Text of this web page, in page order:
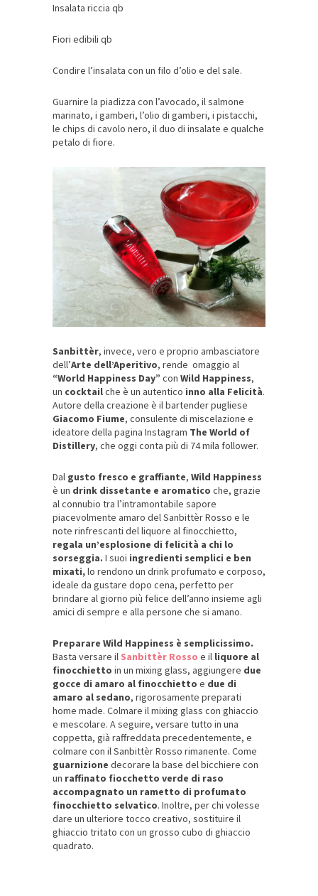
Insalata riccia qb
Fiori edibili qb
Condire l’insalata con un filo d’olio e del sale.
Guarnire la piadizza con l’avocado, il salmone
marinato, i gamberi, l’olio di gamberi, i pistacchi,
le chips di cavolo nero, il duo di insalate e qualche
petalo di fiore.
Sanbittèr, invece, vero e proprio ambasciatore
dell’Arte dell’Aperitivo, rende omaggio al
“World Happiness Day” con Wild Happiness,
un cocktailche è un autentico inno alla Felicità.
Autore della creazione è il bartender pugliese
Giacomo Fiume, consulente di miscelazione e
ideatore della pagina Instagram The World of
Distillery, che oggi conta più di 74 mila follower.
Dal gusto fresco e graffiante, Wild Happiness
è un drink dissetante e aromatico che, grazie
al connubio tra l’intramontabile sapore
piacevolmente amaro del Sanbittèr Rosso e le
note rinfrescanti del liquore al finocchietto,
regala un’esplosione di felicità a chi lo
sorseggia. I suoi ingredienti semplici e ben
mixati,lo rendono un drink profumato e corposo,
ideale da gustare dopo cena, perfetto per
brindare al giorno più felice dell’anno insieme agli
amici di sempre e alla persone che si amano.
Preparare Wild Happiness è semplicissimo.
Basta versare il Sanbittèr Rosso e il liquore al
finocchietto in un mixing glass, aggiungere due
gocce di amaro al finocchietto e due di
amaro al sedano, rigorosamente preparati
home made. Colmare il mixing glass con ghiaccio
e mescolare. A seguire, versare tutto in una
coppetta, già raffreddata precedentemente, e
colmare con il Sanbittèr Rosso rimanente. Come
guarnizione decorare la base del bicchiere con
un raffinato fiocchetto verde di raso
accompagnato un rametto di profumato
finocchietto selvatico. Inoltre, per chi volesse
dare un ulteriore tocco creativo, sostituire il
ghiaccio tritato con un grosso cubo di ghiaccio
quadrato.